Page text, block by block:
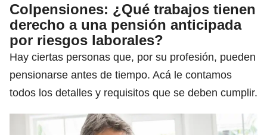
Colpensiones: ¿Qué trabajos tienen
derecho a una pensión anticipada
por riesgos laborales?
Hay ciertas personas que, por su profesión, pueden
pensionarse antes de tiempo. Acá le contamos
todos los detalles y requisitos que se deben cumplir.